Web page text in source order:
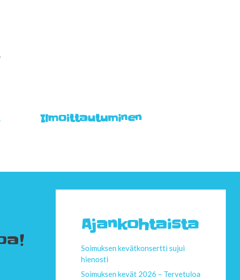
Ilmoittautuminen
Ajankohtaista
Soimuksen kevätkonsertti sujui
hienosti
Soimuksen kevät 2026 – Tervetuloa